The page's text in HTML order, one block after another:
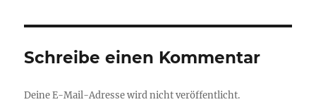
Schreibe einen Kommentar
Deine E-Mail-Adresse wird nicht veröffentlicht.